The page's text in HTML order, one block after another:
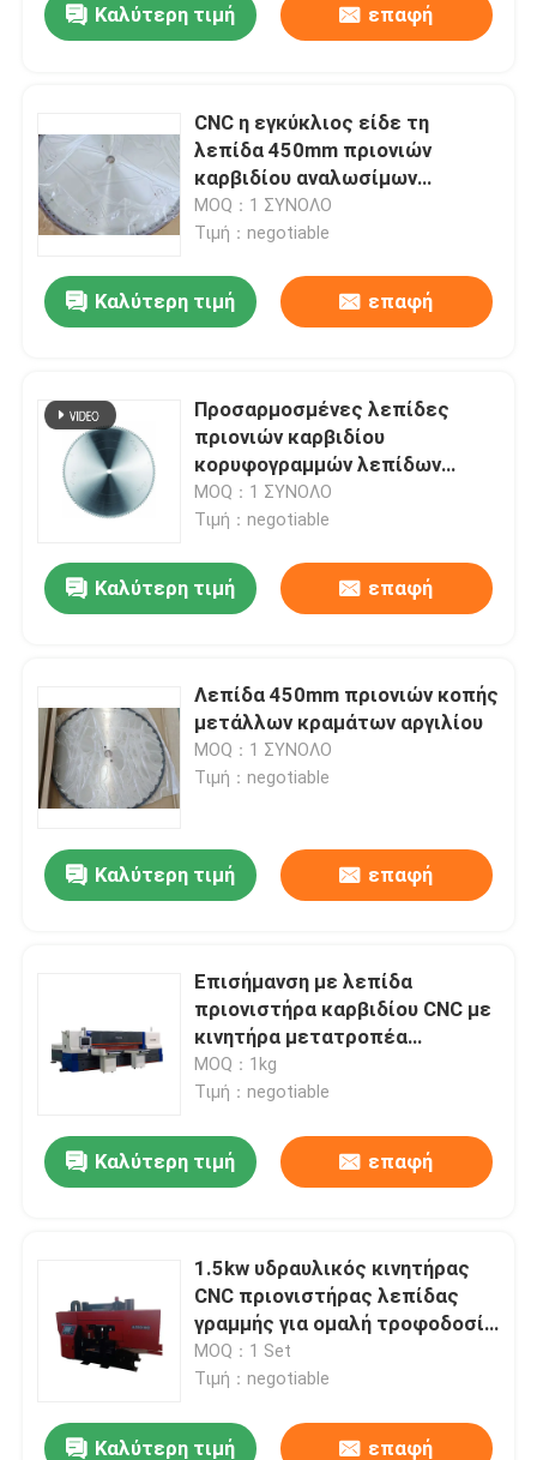
Καλύτερη τιμή επαφή
CNC η εγκύκλιος είδε τη
λεπίδα 450mm πριονιών
καρβιδίου αναλωσίμων
μηχανών εξωτερική διάμετρος
MOQ：1 ΣΥΝΟΛΟ
Τιμή：negotiable
Καλύτερη τιμή επαφή
Προσαρμοσμένες λεπίδες
πριονιών καρβιδίου
κορυφογραμμών λεπίδων
πριονιών 450mm στρογγυλές
αντιοξειδωτικές
MOQ：1 ΣΥΝΟΛΟ
Τιμή：negotiable
Καλύτερη τιμή επαφή
Λεπίδα 450mm πριονιών κοπής
μετάλλων κραμάτων αργιλίου
MOQ：1 ΣΥΝΟΛΟ
Τιμή：negotiable
Καλύτερη τιμή επαφή
Επισήμανση με λεπίδα
πριονιστήρα καρβιδίου CNC με
κινητήρα μετατροπέα
εξοικονόμησης ενέργειας
MOQ：1kg
Τιμή：negotiable
Καλύτερη τιμή επαφή
1.5kw υδραυλικός κινητήρας
CNC πριονιστήρας λεπίδας
γραμμής για ομαλή τροφοδοσία
και οξύτητα
MOQ：1 Set
Τιμή：negotiable
Καλύτερη τιμή επαφή